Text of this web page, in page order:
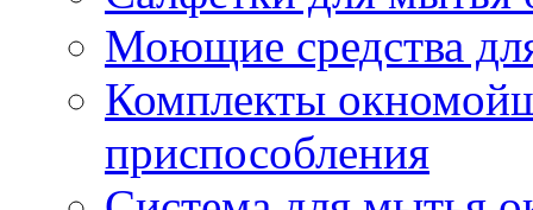
Моющие средства
Комплекты
приспособления